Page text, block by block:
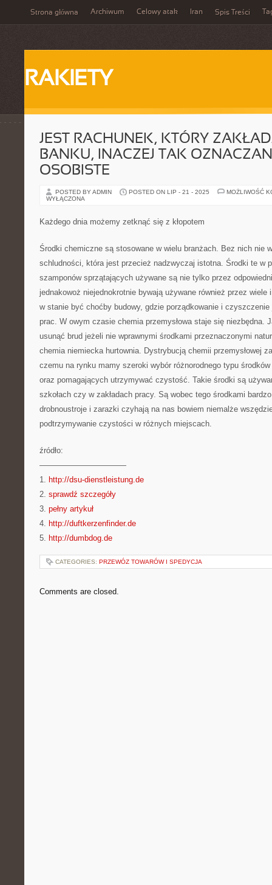
Strona główna Archiwum Celowy atak Iran Spis Treści
RAKIETY
JEST RACHUNEK, KTÓRY
BANKU, INACZEJ TAK
OSOBISTE
POSTED BY ADMIN POSTED ON LIP - 21 - 2025
MOŻLIWOŚĆ
WYŁĄCZONA
Każdego dnia możemy zetknąć się z kłopotem
Środki chemiczne są stosowane w wielu branżach. Bez nich nie
schludności, która jest przecież nadzwyczaj istotna. Środki te w
szamponów sprzątających używane są nie tylko przez
jednakowoż niejednokrotnie bywają używane również przez wiele
w stanie być choćby budowy, gdzie porządkowanie i
prac. W owym czasie chemia przemysłowa staje się niezbędna.
usunąć brud jeżeli nie wprawnymi środkami przeznaczonymi
chemia niemiecka hurtownia. Dystrybucją chemii przemysłowej
czemu na rynku mamy szeroki wybór różnorodnego typu
oraz pomagających utrzymywać czystość. Takie środki są
szkołach czy w zakładach pracy. Są wobec tego środkami
drobnoustroje i zarazki czyhają na nas bowiem niemalże
podtrzymywanie czystości w różnych miejscach.
źródło:
———————————
1. http://dsu-dienstleistung.de
2. sprawdź szczegóły
3. pełny artykuł
4. http://duftkerzenfinder.de
5. http://dumbdog.de
CATEGORIES: PRZEWÓZ TOWARÓW I SPEDYCJA
Comments are closed.